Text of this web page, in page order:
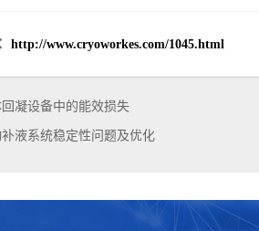
http://www.cryoworkes.com/1045.html
凝设备中的能效损失
液系统稳定性问题及优化